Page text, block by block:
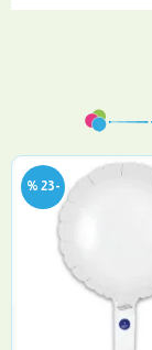
-23 %